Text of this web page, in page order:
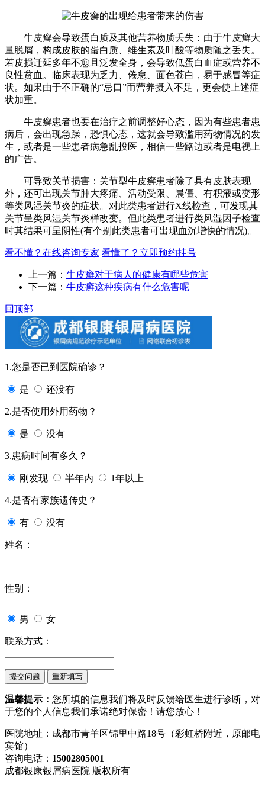
牛皮癣会导致蛋白质及其他营养物质丢失：由于牛皮癣大
量脱屑，构成皮肤的蛋白质、维生素及叶酸等物质随之丢失。
若皮损迁延多年不愈且泛发全身，会导致低蛋白血症或营养不
良性贫血。临床表现为乏力、倦怠、面色苍白，易于感冒等症
状。如果由于不正确的“忌口”而营养摄入不足，更会使上述症
状加重。
牛皮癣患者也要在治疗之前调整好心态，因为有些患者患
病后，会出现急躁，恐惧心态，这就会导致滥用药物情况的发
生，或者是一些患者病急乱投医，相信一些路边或者是电视上
的广告。
可导致关节损害：关节型牛皮癣患者除了具有皮肤表现
外，还可出现关节肿大疼痛、活动受限、晨僵、有积液或变形
等类风湿关节炎的症状。对此类患者进行X线检查，可发现其
关节呈类风湿关节炎样改变。但此类患者进行类风湿因子检查
时其结果可呈阴性(有个别此类患者可出现血沉增快的情况)。
看不懂？在线咨询专家 看懂了？立即预约挂号
上一篇： 牛皮癣对于病人的健康有哪些危害
下一篇： 牛皮癣这种疾病有什么危害呢
回顶部
1.您是否已到医院确诊？
是 还没有
2.是否使用外用药物？
是 没有
3.患病时间有多久？
刚发现 半年内 1年以上
4.是否有家族遗传史？
有 没有
姓名：
性别：
男 女
联系方式：
温馨提示： 您所填的信息我们将及时反馈给医生进行诊断，对
于您的个人信息我们承诺绝对保密！请您放心！
医院地址：成都市青羊区锦里中路18号（彩虹桥附近，原邮电
宾馆）
咨询电话： 15002805001
成都银康银屑病医院 版权所有